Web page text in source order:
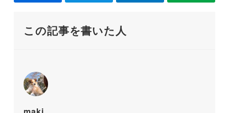
この記事を書いた人